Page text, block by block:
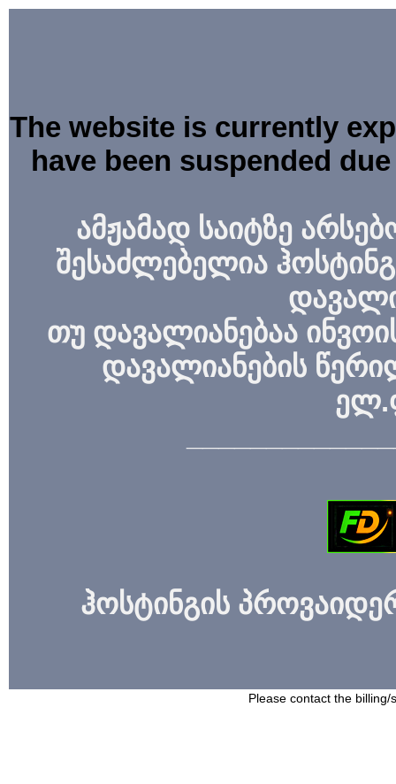
The website is currently
have been suspended
ამჟამად საიტზე
შესაძლებელია
თუ დავალიანებაა
დავალიანების
ჰოსტინგის
Please contact the